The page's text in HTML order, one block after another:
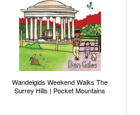
Wandelgids Weekend Walks The
Surrey Hills | Pocket Mountains